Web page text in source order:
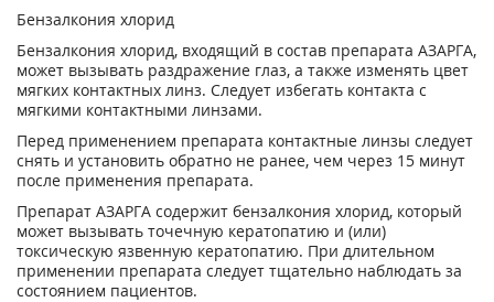
Бензалкония хлорид
Бензалкония хлорид, входящий в состав препарата АЗАРГА,
может вызывать раздражение глаз, а также изменять цвет
мягких контактных линз. Следует избегать контакта с
мягкими контактными линзами.
Перед применением препарата контактные линзы следует
снять и установить обратно не ранее, чем через 15 минут
после применения препарата.
Препарат АЗАРГА содержит бензалкония хлорид, который
может вызывать точечную кератопатию и (или)
токсическую язвенную кератопатию. При длительном
применении препарата следует тщательно наблюдать за
состоянием пациентов.